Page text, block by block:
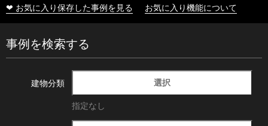
❤ お気に入り保存した事例を見る お気に入り機能について
事例を検索する
建物分類 選択
指定なし